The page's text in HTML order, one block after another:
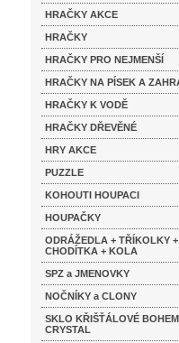
HRAČKY AKCE
HRAČKY
HRAČKY PRO NEJMENŠÍ
HRAČKY NA PÍSEK A
HRAČKY K VODĚ
HRAČKY DŘEVĚNÉ
HRY AKCE
PUZZLE
KOHOUTI HOUPACI
HOUPAČKY
ODRÁŽEDLA + TŘÍKOLKY +
CHODÍTKA + KOLA
SPZ a JMENOVKY
NOČNÍKY a CLONY
SKLO KŘIŠŤÁLOVÉ
CRYSTAL